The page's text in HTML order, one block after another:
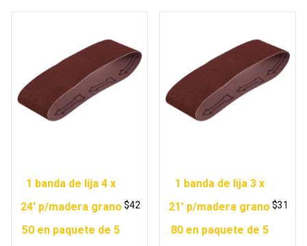
1 banda de lija 4 x
24′ p/madera grano
50 en paquete de 5
$42
1 banda de lija 3 x
21′ p/madera grano
80 en paquete de 5
$31